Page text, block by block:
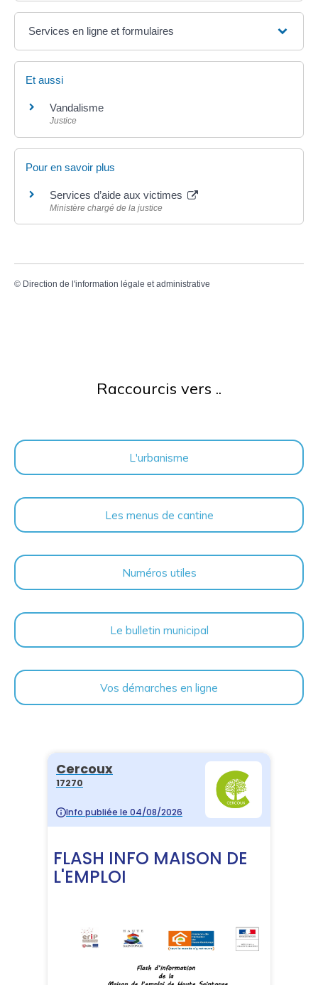
Services en ligne et formulaires
Et aussi
Vandalisme
Justice
Pour en savoir plus
Services d’aide aux victimes
Ministère chargé de la justice
© Direction de l'information légale et administrative
Raccourcis vers ..
L'urbanisme
Les menus de cantine
Numéros utiles
Le bulletin municipal
Vos démarches en ligne